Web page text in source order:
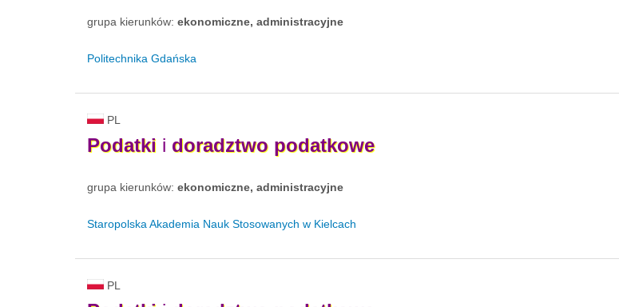
grupa kierunków: ekonomiczne, administracyjne
Politechnika Gdańska
PL
Podatki i doradztwo podatkowe
grupa kierunków: ekonomiczne, administracyjne
Staropolska Akademia Nauk Stosowanych w Kielcach
PL